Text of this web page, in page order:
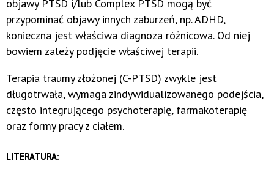
objawy PTSD i/lub Complex PTSD mogą być
przypominać objawy innych zaburzeń, np. ADHD,
konieczna jest właściwa diagnoza różnicowa. Od niej
bowiem zależy podjęcie właściwej terapii.
Terapia traumy złożonej (C-PTSD) zwykle jest
długotrwała, wymaga zindywidualizowanego podejścia,
często integrującego psychoterapię, farmakoterapię
oraz formy pracy z ciałem.
LITERATURA: